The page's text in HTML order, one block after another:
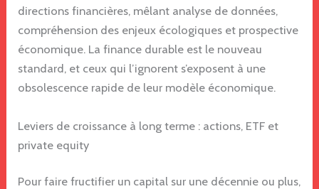
directions financières, mêlant analyse de données,
compréhension des enjeux écologiques et prospective
économique. La finance durable est le nouveau
standard, et ceux qui l’ignorent s’exposent à une
obsolescence rapide de leur modèle économique.
Leviers de croissance à long terme : actions, ETF et
private equity
Pour faire fructifier un capital sur une décennie ou plus,